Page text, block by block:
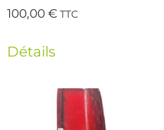
100,00€ TTC
Détails